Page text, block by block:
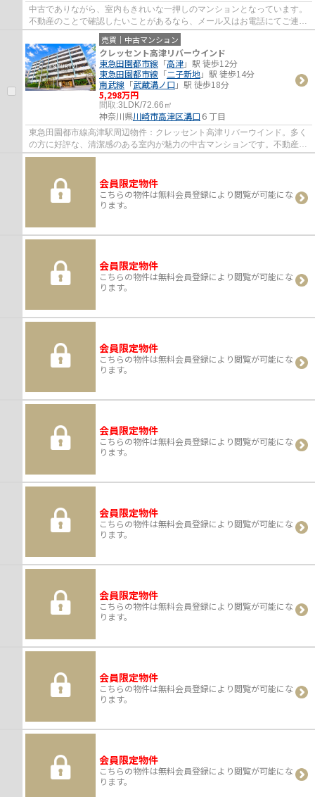
中古でありながら、室内もきれいな一押しのマンションとなっています。
不動産のことで確認したいことがあるなら、メール又はお電話にてご連絡
ください。当社は豊富な経験と知識を持っ...
売買｜中古マンション
クレッセント高津リバーウインド
東急田園都市線 「高津」駅 徒歩12分
東急田園都市線 「二子新地」駅 徒歩14分
南武線 「武蔵溝ノ口 」駅 徒歩18分
5,298万円
間取:3LDK/72.66㎡
神奈川県川崎市高津区溝口６丁目
東急田園都市線高津駅周辺物件：クレッセント高津リバーウインド。多く
の方に好評な、清潔感のある室内が魅力の中古マンションです。不動産の
ご購入をお考えなら、当社がお客様のご希...
会員限定物件
こちらの物件は無料会員登録により閲覧が可能にな
ります。
会員限定物件
こちらの物件は無料会員登録により閲覧が可能にな
ります。
会員限定物件
こちらの物件は無料会員登録により閲覧が可能にな
ります。
会員限定物件
こちらの物件は無料会員登録により閲覧が可能にな
ります。
会員限定物件
こちらの物件は無料会員登録により閲覧が可能にな
ります。
会員限定物件
こちらの物件は無料会員登録により閲覧が可能にな
ります。
会員限定物件
こちらの物件は無料会員登録により閲覧が可能にな
ります。
会員限定物件
こちらの物件は無料会員登録により閲覧が可能にな
ります。